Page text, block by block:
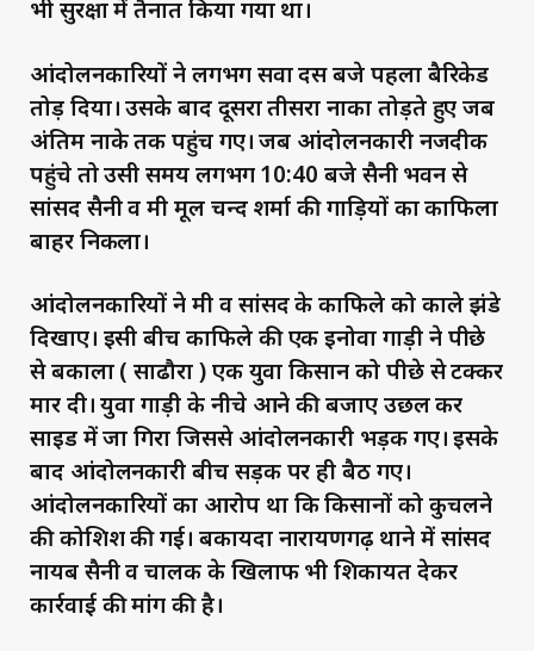
भी सुरक्षा में तैनात किया गया था।
आंदोलनकारियों ने लगभग सवा दस बजे पहला बैरिकेड
तोड़ दिया। उसके बाद दूसरा तीसरा नाका तोड़ते हुए जब
अंतिम नाके तक पहुंच गए। जब आंदोलनकारी नजदीक
पहुंचे तो उसी समय लगभग 10:40 बजे सैनी भवन से
सांसद सैनी व मंत्री मूल चन्द शर्मा की गाड़ियों का काफिला
बाहर निकला।
आंदोलनकारियों ने मंत्री व सांसद के काफिले को काले झंडे
दिखाए। इसी बीच काफिले की एक इनोवा गाड़ी ने पीछे
से बकाला ( साढौरा ) एक युवा किसान को पीछे से टक्कर
मार दी। युवा गाड़ी के नीचे आने की बजाए उछल कर
साइड में जा गिरा जिससे आंदोलनकारी भड़क गए। इसके
बाद आंदोलनकारी बीच सड़क पर ही बैठ गए।
आंदोलनकारियों का आरोप था कि किसानों को कुचलने
की कोशिश की गई। बकायदा नारायणगढ़ थाने में सांसद
नायब सैनी व चालक के खिलाफ भी शिकायत देकर
कार्रवाई की मांग की है।